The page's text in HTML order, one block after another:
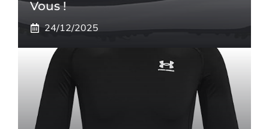
Vous !
24/12/2025